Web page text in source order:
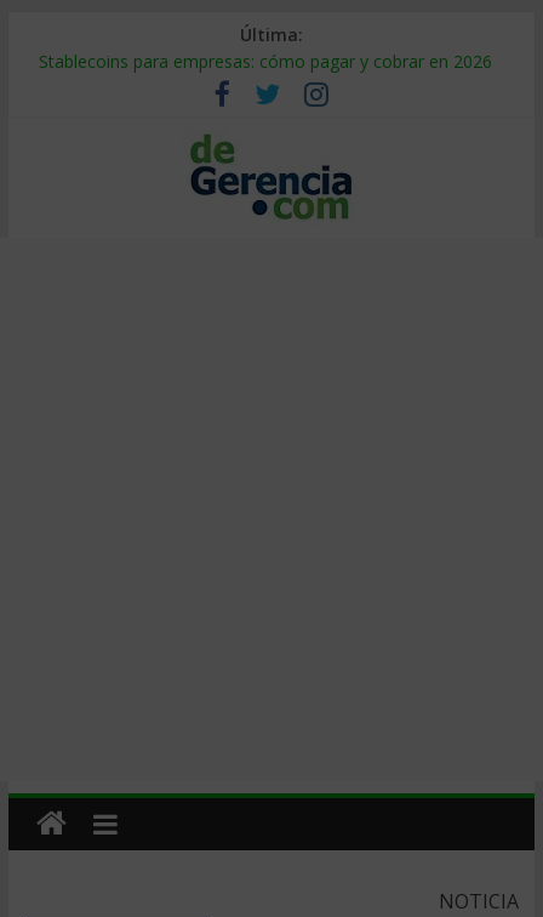
Última:
Stablecoins para empresas: cómo pagar y cobrar en 2026
Despido silencioso: qué es y por qué sale tan caro
IA en selección de personal: cómo auditarla a tiempo
Trabajo forzoso en la cadena de suministro: qué hacer
Mercado hispano de EE. UU.: cómo segmentarlo y venderle
NOTICIA